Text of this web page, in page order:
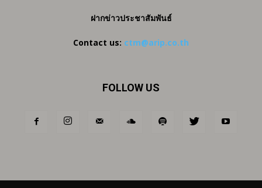
ฝากข่าวประชาสัมพันธ์
Contact us: ctm@arip.co.th
FOLLOW US